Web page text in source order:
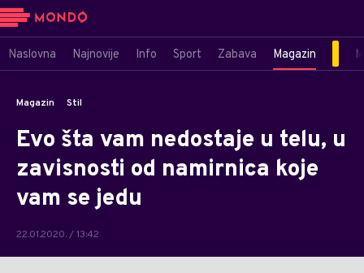
Naslovna Najnovije Info Sport Zabava Magazin
Magazin Stil
Evo šta vam nedostaje u telu, u
zavisnosti od namirnica koje
vam se jedu
22.01.2020. / 13:42